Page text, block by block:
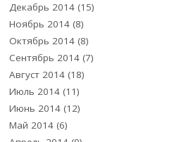
Декабрь 2014 (15)
Ноябрь 2014 (8)
Октябрь 2014 (8)
Сентябрь 2014 (7)
Август 2014 (18)
Июль 2014 (11)
Июнь 2014 (12)
Май 2014 (6)